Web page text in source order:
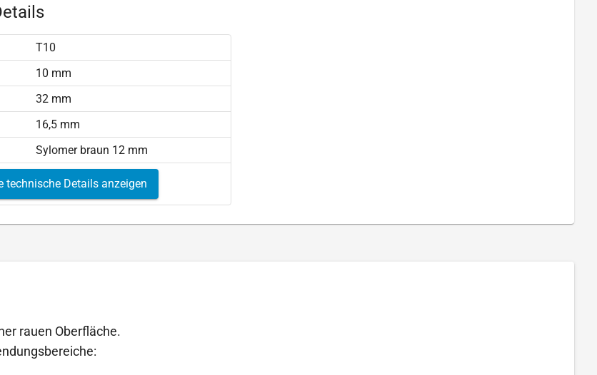
T10
10 mm
32 mm
16,5 mm
Sylomer braun 12 mm
technische Details anzeigen
rauen Oberfläche.